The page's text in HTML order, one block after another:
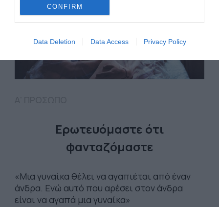
CONFIRM
Data Deletion Data Access Privacy Policy
Ερωτευόμαστε ότι
φανταζόμαστε
«Μια γυναίκα θέλει να αγαπιέται από έναν
άνδρα. Ενώ αυτό που αρέσει στον άνδρα
είναι να αγαπά μια γυναίκα»